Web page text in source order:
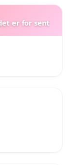
er for sent